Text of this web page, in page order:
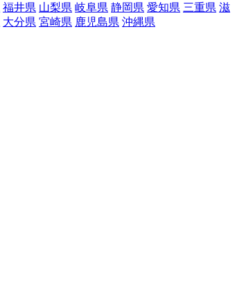
福井県 山梨県 岐阜県 静岡県 愛知県 三重県 滋
大分県 宮崎県 鹿児島県 沖縄県